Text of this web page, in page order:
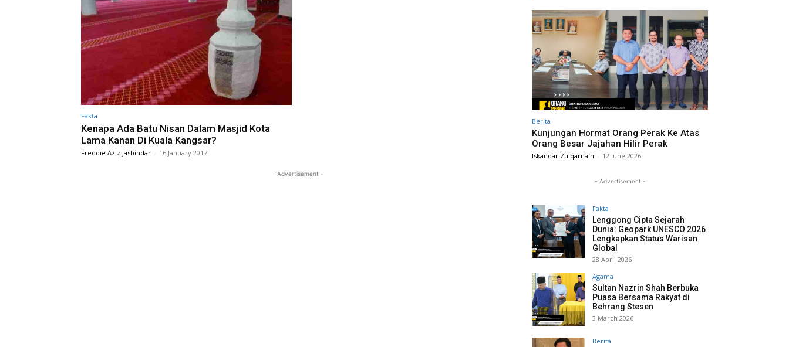
Fakta
Kenapa Ada Batu Nisan Dalam Masjid Kota
Lama Kanan Di Kuala Kangsar?
Freddie Aziz Jasbindar - 16 January 2017
- Advertisement -
Berita
Kunjungan Hormat Orang Perak Ke Atas
Orang Besar Jajahan Hilir Perak
Iskandar Zulqarnain - 12 June 2026
- Advertisement -
Fakta
Lenggong Cipta Sejarah
Dunia: Geopark UNESCO 2026
Lengkapkan Status Warisan
Global
28 April 2026
Agama
Sultan Nazrin Shah Berbuka
Puasa Bersama Rakyat di
Behrang Stesen
3 March 2026
Berita